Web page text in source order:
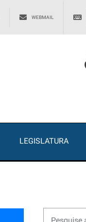
WEBMAIL
LEGISLATURA